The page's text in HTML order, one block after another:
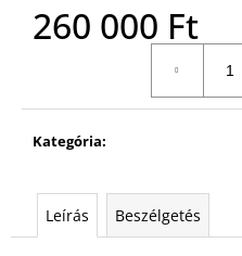
260 000 Ft
Kategória:
Leírás Beszélgetés